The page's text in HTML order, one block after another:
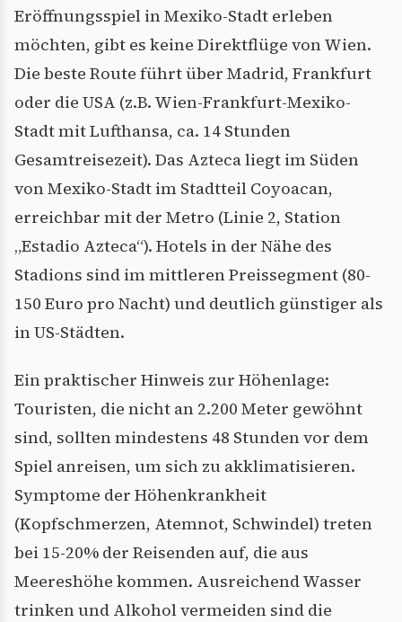
Eröffnungsspiel in Mexiko-Stadt erleben
möchten, gibt es keine Direktflüge von Wien.
Die beste Route führt über Madrid, Frankfurt
oder die USA (z.B. Wien-Frankfurt-Mexiko-
Stadt mit Lufthansa, ca. 14 Stunden
Gesamtreisezeit). Das Azteca liegt im Süden
von Mexiko-Stadt im Stadtteil Coyoacan,
erreichbar mit der Metro (Linie 2, Station
„Estadio Azteca“). Hotels in der Nähe des
Stadions sind im mittleren Preissegment (80-
150 Euro pro Nacht) und deutlich günstiger als
in US-Städten.
Ein praktischer Hinweis zur Höhenlage:
Touristen, die nicht an 2.200 Meter gewöhnt
sind, sollten mindestens 48 Stunden vor dem
Spiel anreisen, um sich zu akklimatisieren.
Symptome der Höhenkrankheit
(Kopfschmerzen, Atemnot, Schwindel) treten
bei 15-20% der Reisenden auf, die aus
Meereshöhe kommen. Ausreichend Wasser
trinken und Alkohol vermeiden sind die